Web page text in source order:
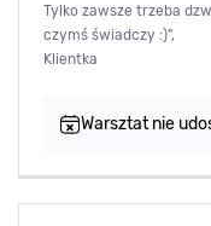
Tylko zawsze trzeba
czymś świadczy :)",
Klientka
Warsztat nie